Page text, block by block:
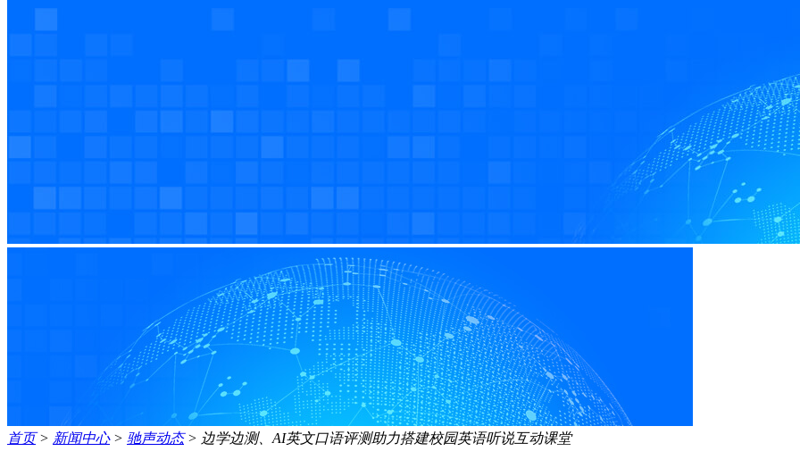
首页> 新闻中心> 驰声动态> 边学边测、AI英文口语评测助力搭建校园英语听说互动课堂